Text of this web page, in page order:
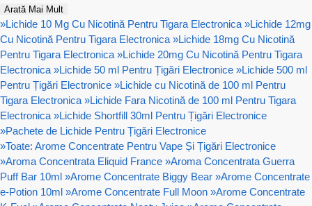
Arată Mai Mult
»Lichide 10 Mg Cu Nicotină Pentru Tigara Electronica »Lichide 12mg
Cu Nicotină Pentru Tigara Electronica »Lichide 18mg Cu Nicotină
Pentru Tigara Electronica »Lichide 20mg Cu Nicotină Pentru Tigara
Electronica »Lichide 50 ml Pentru Țigări Electronice »Lichide 500 ml
Pentru Țigări Electronice »Lichide cu Nicotină de 100 ml Pentru
Tigara Electronica »Lichide Fara Nicotină de 100 ml Pentru Tigara
Electronica »Lichide Shortfill 30ml Pentru Țigări Electronice
»Pachete de Lichide Pentru Țigări Electronice
»Toate: Arome Concentrate Pentru Vape Și Țigări Electronice
»Aroma Concentrata Eliquid France »Aroma Concentrata Guerra
Puff Bar 10ml »Arome Concentrate Biggy Bear »Arome Concentrate
e-Potion 10ml »Arome Concentrate Full Moon »Arome Concentrate